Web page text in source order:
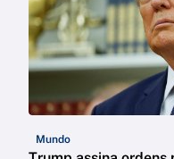
Mundo